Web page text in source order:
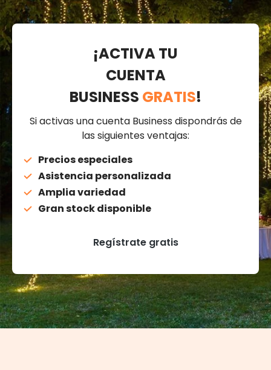
¡ACTIVA TU
CUENTA
BUSINESS GRATIS!
Si activas una cuenta Business dispondrás de
las siguientes ventajas:
Precios especiales
Asistencia personalizada
Amplia variedad
Gran stock disponible
Regístrate gratis